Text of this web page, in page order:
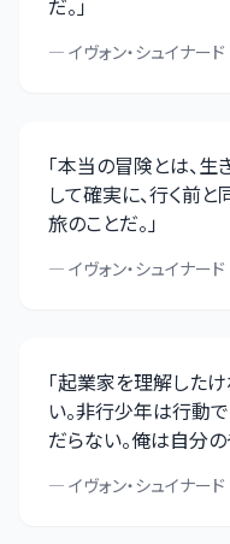
だ。」
— イヴォン・シュイナード
「本当の冒険とは、生
して確実に、行く前
旅のことだ。」
— イヴォン・シュイナード
「起業家を理解した
い。非行少年は行動
だらない。俺は自分の
— イヴォン・シュイナード